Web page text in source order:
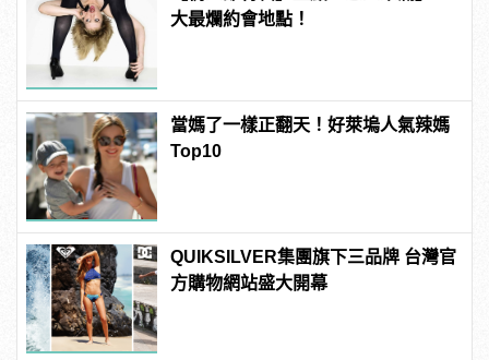
大最爛約會地點！
當媽了一樣正翻天！好萊塢人氣辣媽
Top10
QUIKSILVER集團旗下三品牌 台灣官
方購物網站盛大開幕